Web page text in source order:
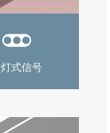
灯式信号